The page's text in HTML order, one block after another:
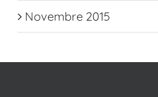
Novembre 2015